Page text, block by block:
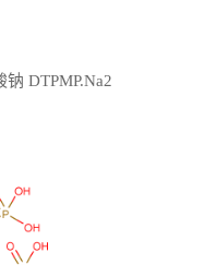
DTPMP.Na2